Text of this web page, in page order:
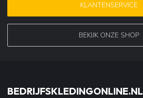
KLANTENSERVICE
BEKIJK ONZE SHOP
BEDRIJFSKLEDINGONLINE.NL